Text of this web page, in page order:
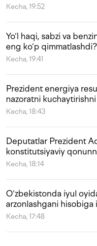
Kecha, 19:52
Yo‘l haqi, sabzi va
eng ko‘p qimmatlashdi?
Kecha, 19:41
Prezident energiya
nazoratni
Kecha, 18:43
Deputatlar Prezident
konstitutsiyaviy
Kecha, 18:14
O‘zbekistonda iyul
arzonlashgani hisobiga
Kecha, 17:48